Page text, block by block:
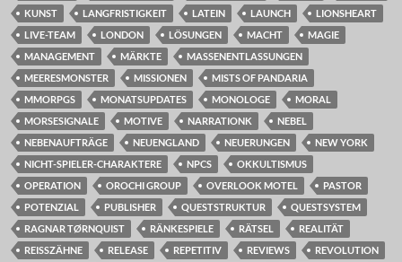
KUNST
LANGFRISTIGKEIT LATEIN LAUNCH
LIONSHEART
LIVE-TEAM
LONDON LÖSUNGEN MACHT
MAGIE
MANAGEMENT
MÄRKTE
MASSENENTLASSUNGEN
MEERESMONSTER
MISSIONEN
MISTS OF PANDARIA
MMORPGS
MONATSUPDATES MONOLOGE
MORAL
MORSESIGNALE
MOTIVE NARRATIONK
NEBEL
NEBENAUFTRÄGE
NEUENGLAND NEUERUNGEN
NEW YORK
NICHT-SPIELER-CHARAKTERE
NPCS
OKKULTISMUS
OPERATION
OROCHI GROUP OVERLOOK MOTEL
PASTOR
POTENZIAL
PUBLISHER QUESTSTRUKTUR
QUESTSYSTEM
RAGNAR TØRNQUIST
RÄNKESPIELE RÄTSEL
REALITÄT
REISSZÄHNE
RELEASE REPETITIV REVIEWS
REVOLUTION